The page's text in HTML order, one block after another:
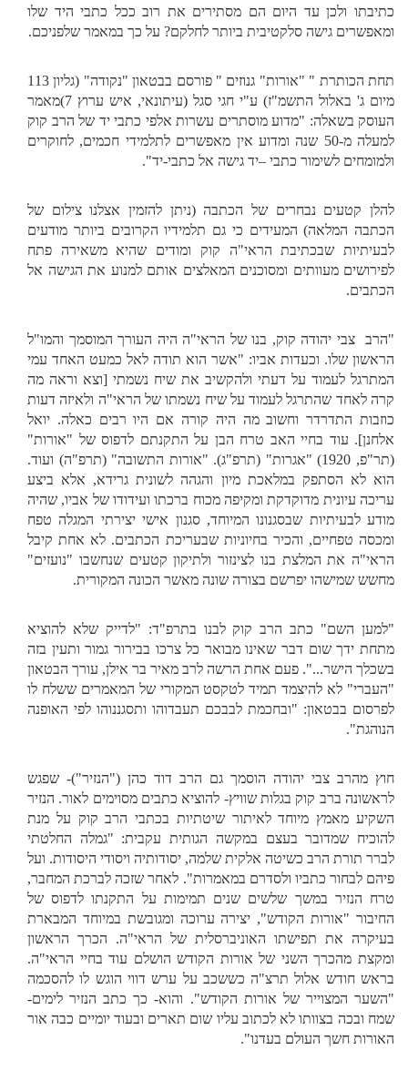
כתיבתו ולכן עד היום הם מסתירים את רוב ככל כתבי היד שלו
ומאפשרים גישה סלקטיבית ביותר לחלקם? על כך במאמר שלפניכם.
תחת הכותרת " "אורות" גנוזים " פורסם בבטאון "נקודה" (גליון 113
מיום ג' באלול התשמ"ז) ע"י חגי סגל (עיתונאי, איש ערוץ 7)מאמר
העוסק בשאלה: "מדוע מוסתרים עשרות אלפי כתבי יד של הרב קוק
למעלה מ-50 שנה ומדוע אין מאפשרים לתלמידי חכמים, לחוקרים
ולמומחים לשימור כתבי –יד גישה אל כתבי-יד".
להלן קטעים נבחרים של הכתבה (ניתן להזמין אצלנו צילום של
הכתבה המלאה) המעידים כי גם תלמידיו הקרובים ביותר מודעים
לבעיתיות שבכתיבת הראי"ה קוק ומודים שהיא משאירה פתח
לפירושים מעוותים ומסוכנים המאלצים אותם למנוע את הגישה אל
הכתבים.
"הרב צבי יהודה קוק, בנו של הראי"ה היה העורך המוסמך והמו"ל
הראשון שלו. וכעדות אביו: "אשר הוא תודה לאל כמעט האחד עמי
המתרגל לעמוד על דעתי ולהקשיב את שיח נשמתי [וצא וראה מה
קרה לאחד שהתרגל לעמוד על שיח נשמתו של הראי"ה ולאיזה דעות
כוזבות התדרדר וחשוב מה היה קורה אם היו רבים כאלה. יואל
אלחנן]. עוד בחיי האב טרח הבן על התקנתם לדפוס של "אורות"
(תר"פ, 1920) "אגרות" (תרפ"ג). "אורות התשובה" (תרפ"ה) ועוד.
הוא לא הסתפק במלאכת מיון והגהה לשונית גרידא, אלא ביצע
עריכה עיונית מדוקדקת ומקיפה מכוח ברכתו ועידודו של אביו, שהיה
מודע לבעיתיות שבסגנונו המיוחד, סגנון אישי יצירתי המגלה טפח
ומכסה טפחיים, והכיר בחיוניות שבעריכת הכתבים. לא אחת קיבל
הראי"ה את המלצת בנו לצינזור ולתיקון קטעים שנחשבו "נועזים"
מחשש שמישהו יפרשם בצורה שונה מאשר הכונה המקורית.
"למען השם" כתב הרב קוק לבנו בתרפ"ד: "לדייק שלא להוציא
מתחת ידך שום דבר שאינו מבואר כל צרכו בבירור גמור ותעין בזה
בשכלך הישר...". פעם אחת הרשה לרב מאיר בר אילן, עורך הבטאון
"העברי" לא להיצמד תמיד לטקסט המקורי של המאמרים ששלח לו
לפרסום בבטאון: "ובחכמת לבבכם תעבדוהו ותסגננוהו לפי האופנה
הנוהגת".
חוץ מהרב צבי יהודה הוסמך גם הרב דוד כהן ("הנזיר")- שפגש
לראשונה ברב קוק בגלות שוויץ- להוציא כתבים מסוימים לאור. הנזיר
השקיע מאמץ מיוחד לאיתור שיטתיות בכתבי הרב קוק על מנת
להוכיח שמדובר בעצם במקשה הגותית עקבית: "גמלה החלטתי
לברר תורת הרב כשיטה אלקית שלמה, יסודותיה ויסודי היסודות. ועל
פיהם לבחור כתביו ולסדרם במאמרות". לאחר שזכה לברכת המחבר,
טרח הנזיר במשך שלשים שנים תמימות על התקנתו לדפוס של
החיבור "אורות הקודש", יצירה ערוכה ומגובשת במיוחד המבארת
בעיקרה את תפישתו האוניברסלית של הראי"ה. הכרך הראשון
ומקצת מהכרך השני של אורות הקודש הושלם עוד בחיי הראי"ה.
בראש חודש אלול תרצ"ה כששכב על ערש דווי הוגש לו להסכמה
"השער המצוייר של אורות הקודש". והוא- כך כתב הנזיר לימים-
שמח ובכה בצוותו לא לכתוב עליו שום תארים ובעוד יומיים כבה אור
האורות חשך העולם בעדנו".